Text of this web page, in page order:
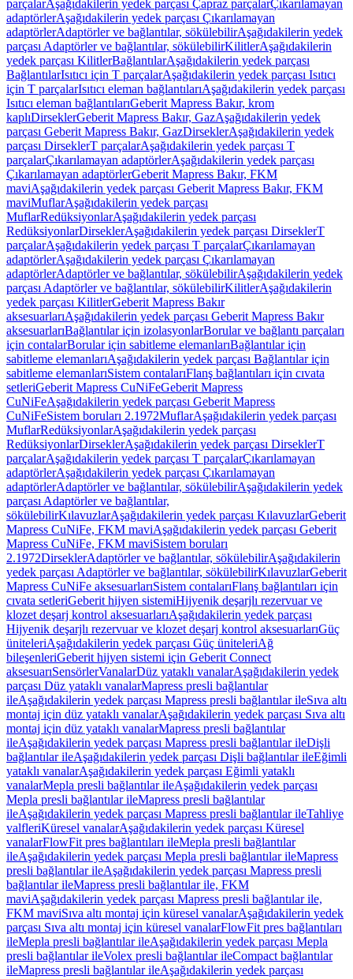
parçalarAşağıdakilerin yedek parçası Çapraz parçalarÇıkarılamayan
adaptörlerAşağıdakilerin yedek parçası Çıkarılamayan
adaptörlerAdaptörler ve bağlantılar, sökülebilirAşağıdakilerin yedek
parçası Adaptörler ve bağlantılar, sökülebilirKilitlerAşağıdakilerin
yedek parçası KilitlerBağlantılarAşağıdakilerin yedek parçası
BağlantılarIsıtıcı için T parçalarAşağıdakilerin yedek parçası Isıtıcı
için T parçalarIsıtıcı eleman bağlantılarıAşağıdakilerin yedek parçası
Isıtıcı eleman bağlantılarıGeberit Mapress Bakır, krom
kaplıDirseklerGeberit Mapress Bakır, GazAşağıdakilerin yedek
parçası Geberit Mapress Bakır, GazDirseklerAşağıdakilerin yedek
parçası DirseklerT parçalarAşağıdakilerin yedek parçası T
parçalarÇıkarılamayan adaptörlerAşağıdakilerin yedek parçası
Çıkarılamayan adaptörlerGeberit Mapress Bakır, FKM
maviAşağıdakilerin yedek parçası Geberit Mapress Bakır, FKM
maviMuflarAşağıdakilerin yedek parçası
MuflarRedüksiyonlarAşağıdakilerin yedek parçası
RedüksiyonlarDirseklerAşağıdakilerin yedek parçası DirseklerT
parçalarAşağıdakilerin yedek parçası T parçalarÇıkarılamayan
adaptörlerAşağıdakilerin yedek parçası Çıkarılamayan
adaptörlerAdaptörler ve bağlantılar, sökülebilirAşağıdakilerin yedek
parçası Adaptörler ve bağlantılar, sökülebilirKilitlerAşağıdakilerin
yedek parçası KilitlerGeberit Mapress Bakır
aksesuarlarıAşağıdakilerin yedek parçası Geberit Mapress Bakır
aksesuarlarıBağlantılar için izolasyonlarBorular ve bağlantı parçaları
için contalarBorular için sabitleme elemanlarıBağlantılar için
sabitleme elemanlarıAşağıdakilerin yedek parçası Bağlantılar için
sabitleme elemanlarıSistem contalarıFlanş bağlantıları için cıvata
setleriGeberit Mapress CuNiFeGeberit Mapress
CuNiFeAşağıdakilerin yedek parçası Geberit Mapress
CuNiFeSistem boruları 2.1972MuflarAşağıdakilerin yedek parçası
MuflarRedüksiyonlarAşağıdakilerin yedek parçası
RedüksiyonlarDirseklerAşağıdakilerin yedek parçası DirseklerT
parçalarAşağıdakilerin yedek parçası T parçalarÇıkarılamayan
adaptörlerAşağıdakilerin yedek parçası Çıkarılamayan
adaptörlerAdaptörler ve bağlantılar, sökülebilirAşağıdakilerin yedek
parçası Adaptörler ve bağlantılar,
sökülebilirKılavuzlarAşağıdakilerin yedek parçası KılavuzlarGeberit
Mapress CuNiFe, FKM maviAşağıdakilerin yedek parçası Geberit
Mapress CuNiFe, FKM maviSistem boruları
2.1972DirseklerAdaptörler ve bağlantılar, sökülebilirAşağıdakilerin
yedek parçası Adaptörler ve bağlantılar, sökülebilirKılavuzlarGeberit
Mapress CuNiFe aksesuarlarıSistem contalarıFlanş bağlantıları için
cıvata setleriGeberit hijyen sistemiHijyenik deşarjlı rezervuar ve
klozet deşarj kontrol aksesuarlarıAşağıdakilerin yedek parçası
Hijyenik deşarjlı rezervuar ve klozet deşarj kontrol aksesuarlarıGüç
üniteleriAşağıdakilerin yedek parçası Güç üniteleriAğ
bileşenleriGeberit hijyen sistemi için Geberit Connect
aksesuarıSensörlerVanalarDüz yataklı vanalarAşağıdakilerin yedek
parçası Düz yataklı vanalarMapress presli bağlantılar
ileAşağıdakilerin yedek parçası Mapress presli bağlantılar ileSıva altı
montaj için düz yataklı vanalarAşağıdakilerin yedek parçası Sıva altı
montaj için düz yataklı vanalarMapress presli bağlantılar
ileAşağıdakilerin yedek parçası Mapress presli bağlantılar ileDişli
bağlantılar ileAşağıdakilerin yedek parçası Dişli bağlantılar ileEğimli
yataklı vanalarAşağıdakilerin yedek parçası Eğimli yataklı
vanalarMepla presli bağlantılar ileAşağıdakilerin yedek parçası
Mepla presli bağlantılar ileMapress presli bağlantılar
ileAşağıdakilerin yedek parçası Mapress presli bağlantılar ileTahliye
valfleriKüresel vanalarAşağıdakilerin yedek parçası Küresel
vanalarFlowFit pres bağlantıları ileMepla presli bağlantılar
ileAşağıdakilerin yedek parçası Mepla presli bağlantılar ileMapress
presli bağlantılar ileAşağıdakilerin yedek parçası Mapress presli
bağlantılar ileMapress presli bağlantılar ile, FKM
maviAşağıdakilerin yedek parçası Mapress presli bağlantılar ile,
FKM maviSıva altı montaj için küresel vanalarAşağıdakilerin yedek
parçası Sıva altı montaj için küresel vanalarFlowFit pres bağlantıları
ileMepla presli bağlantılar ileAşağıdakilerin yedek parçası Mepla
presli bağlantılar ileVolex presli bağlantılar ileCompact bağlantılar
ileMapress presli bağlantılar ileAşağıdakilerin yedek parçası